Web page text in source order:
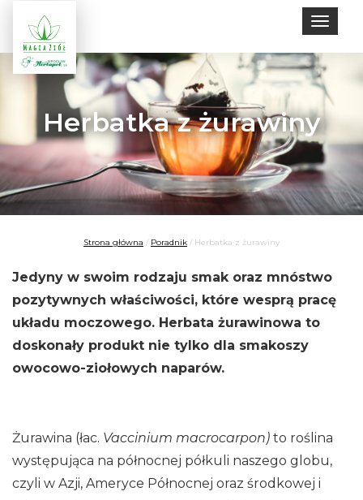
Toggle
Herbatka z żurawiny
Strona główna / Poradnik / Herbatka z żurawiny
Jedyny w swoim rodzaju smak oraz mnóstwo
pozytywnych właściwości, które wesprą pracę
układu moczowego. Herbata żurawinowa to
doskonały produkt nie tylko dla smakoszy
owocowo-ziołowych naparów.
Żurawina (łac. Vaccinium macrocarpon) to roślina
występująca na północnej półkuli naszego globu,
czyli w Azji, Ameryce Północnej oraz środkowej i